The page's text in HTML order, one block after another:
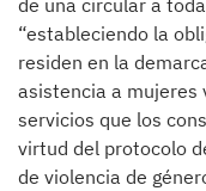
de una circular a
“estableciendo la
residen en la
asistencia a mujeres
servicios que los
virtud del protocolo
de violencia de